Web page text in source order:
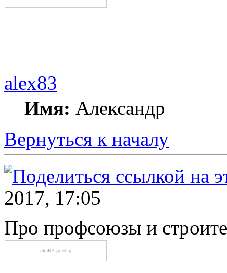
alex83
Имя: Александр
Вернуться к началу
2017, 17:05
Про профсоюзы и
phpBB [media]